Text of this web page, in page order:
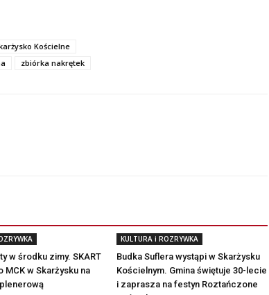
Kościelne
zbiórka nakrętek
w środku zimy. SKART
MCK w Skarżysku na
KULTURA i ROZRYWKA
Budka Suflera wystąpi w Skarżysku
Kościelnym. Gmina świętuje 30-lecie
i zaprasza na festyn Roztańczone